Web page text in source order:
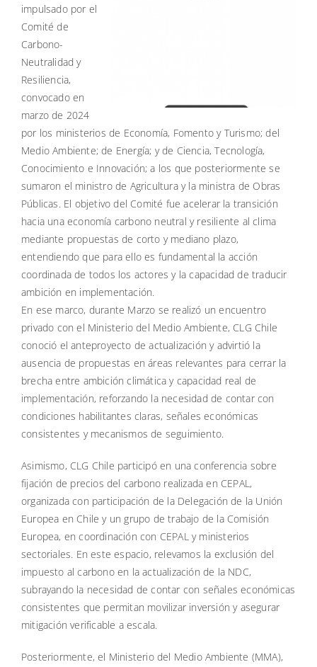
impulsado por el
Comité de
Carbono-
Neutralidad y
Resiliencia,
convocado en
marzo de 2024
por los ministerios de Economía, Fomento y Turismo; del
Medio Ambiente; de Energía; y de Ciencia, Tecnología,
Conocimiento e Innovación; a los que posteriormente se
sumaron el ministro de Agricultura y la ministra de Obras
Públicas. El objetivo del Comité fue acelerar la transición
hacia una economía carbono neutral y resiliente al clima
mediante propuestas de corto y mediano plazo,
entendiendo que para ello es fundamental la acción
coordinada de todos los actores y la capacidad de traducir
ambición en implementación.
En ese marco, durante Marzo se realizó un encuentro
privado con el Ministerio del Medio Ambiente, CLG Chile
conoció el anteproyecto de actualización y advirtió la
ausencia de propuestas en áreas relevantes para cerrar la
brecha entre ambición climática y capacidad real de
implementación, reforzando la necesidad de contar con
condiciones habilitantes claras, señales económicas
consistentes y mecanismos de seguimiento.
Asimismo, CLG Chile participó en una conferencia sobre
fijación de precios del carbono realizada en CEPAL,
organizada con participación de la Delegación de la Unión
Europea en Chile y un grupo de trabajo de la Comisión
Europea, en coordinación con CEPAL y ministerios
sectoriales. En este espacio, relevamos la exclusión del
impuesto al carbono en la actualización de la NDC,
subrayando la necesidad de contar con señales económicas
consistentes que permitan movilizar inversión y asegurar
mitigación verificable a escala.
Posteriormente, el Ministerio del Medio Ambiente (MMA),